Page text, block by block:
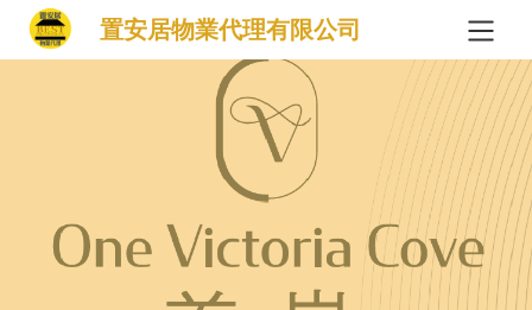
置安居物業代理有限公司